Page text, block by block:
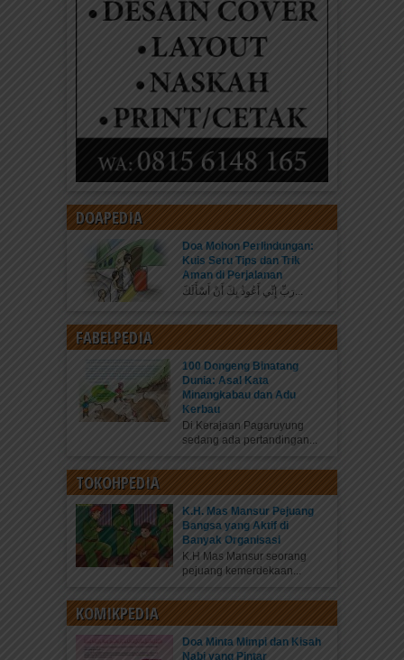
DOAPEDIA
Doa Mohon Perlindungan:
Kuis Seru Tips dan Trik
Aman di Perjalanan
رَبِّ إِنِّي أَعُوذُ بِكَ أَنْ أَسْأَلَكَ...
FABELPEDIA
100 Dongeng Binatang
Dunia: Asal Kata
Minangkabau dan Adu
Kerbau
Di Kerajaan Pagaruyung
sedang ada pertandingan...
TOKOHPEDIA
K.H. Mas Mansur Pejuang
Bangsa yang Aktif di
Banyak Organisasi
K.H Mas Mansur seorang
pejuang kemerdekaan...
KOMIKPEDIA
Doa Minta Mimpi dan Kisah
Nabi yang Pintar